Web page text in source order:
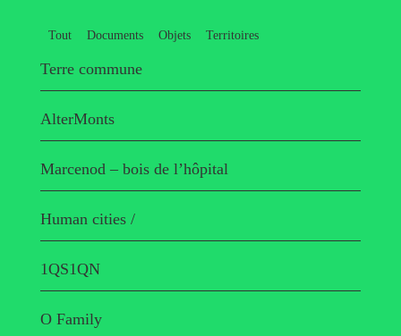
Tout Documents Objets Territoires
Terre commune
AlterMonts
Marcenod – bois de l’hôpital
Human cities /
1QS1QN
O Family